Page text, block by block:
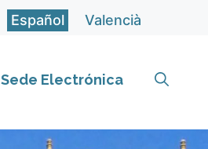
Español Valencià
Sede Electrónica